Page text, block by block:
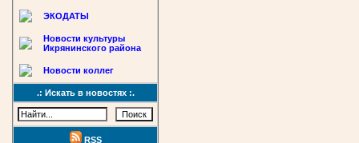
ЭКОДАТЫ
Новости культуры
Икрянинского района
Новости коллег
.: Искать в новостях :.
RSS